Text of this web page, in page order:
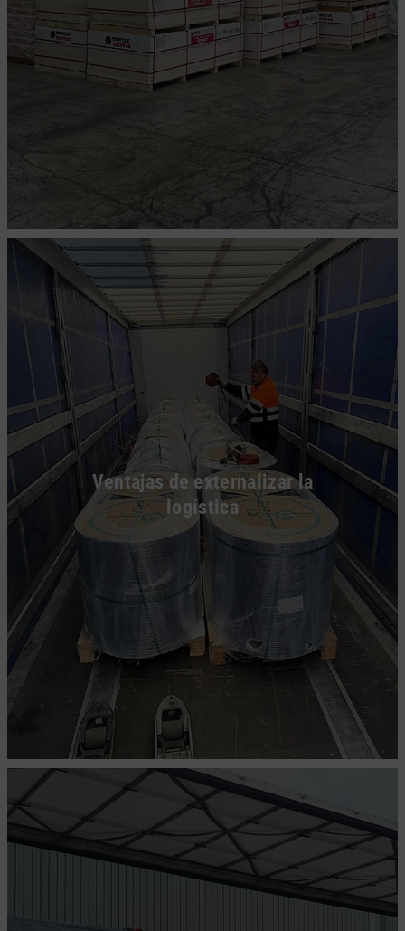
Ventajas de externalizar la
logística